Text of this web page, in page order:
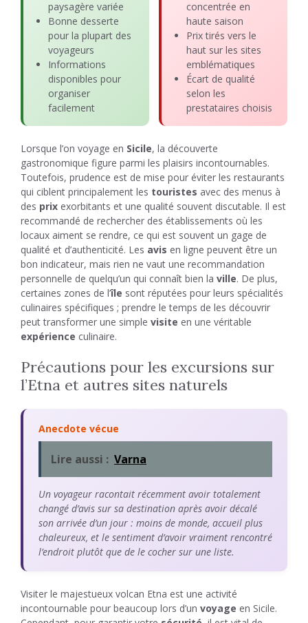
paysagère variée
Bonne desserte
pour la plupart des
voyageurs
Informations
disponibles pour
organiser
facilement
concentrée en
haute saison
Prix tirés vers le
haut sur les sites
emblématiques
Écart de qualité
selon les
prestataires choisis
Lorsque l’on voyage en Sicile, la découverte
gastronomique figure parmi les plaisirs incontournables.
Toutefois, prudence est de mise pour éviter les restaurants
qui ciblent principalement les touristes avec des menus à
des prix exorbitants et une qualité souvent discutable. Il est
recommandé de rechercher des établissements où les
locaux aiment se rendre, ce qui est souvent un gage de
qualité et d’authenticité. Les avis en ligne peuvent être un
bon indicateur, mais rien ne vaut une recommandation
personnelle de quelqu’un qui connaît bien la ville. De plus,
certaines zones de l’île sont réputées pour leurs spécialités
culinaires spécifiques ; prendre le temps de les découvrir
peut transformer une simple visite en une véritable
expérience culinaire.
Précautions pour les excursions sur
l’Etna et autres sites naturels
Anecdote vécue
Lire aussi : Varna
Un voyageur racontait récemment avoir totalement
changé d’avis sur sa destination après avoir décalé
son arrivée d’un jour : moins de monde, accueil plus
chaleureux, et le sentiment d’avoir vraiment rencontré
l’endroit plutôt que de le cocher sur une liste.
Visiter le majestueux volcan Etna est une activité
incontournable pour beaucoup lors d’un voyage en Sicile.